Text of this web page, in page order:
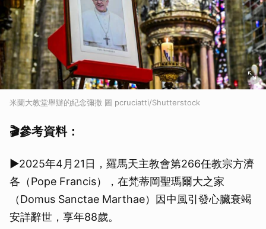
米蘭大教堂舉辦的紀念彌撒 圖 pcruciatti/Shutterstock
🎬參考資料：
►2025年4月21日，羅馬天主教會第266任教宗方濟
各（Pope Francis），在梵蒂岡聖瑪爾大之家
（Domus Sanctae Marthae）因中風引發心臟衰竭
安詳辭世，享年88歲。